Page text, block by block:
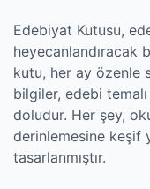
Edebiyat Kutusu,
heyecanlandıracak
kutu, her ay özenle
bilgiler, edebi
doludur. Her şey,
derinlemesine keşif
tasarlanmıştır.